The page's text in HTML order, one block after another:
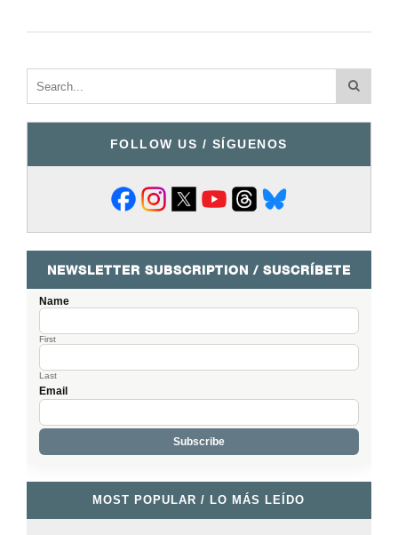
FOLLOW US / SÍGUENOS
NEWSLETTER SUBSCRIPTION / SUSCRÍBETE
Name
First
Last
Email
MOST POPULAR / LO MÁS LEÍDO